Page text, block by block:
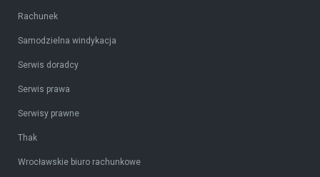
Rachunek
Samodzielna windykacja
Serwis doradcy
Serwis prawa
Serwisy prawne
Thak
Wrocławskie biuro rachunkowe